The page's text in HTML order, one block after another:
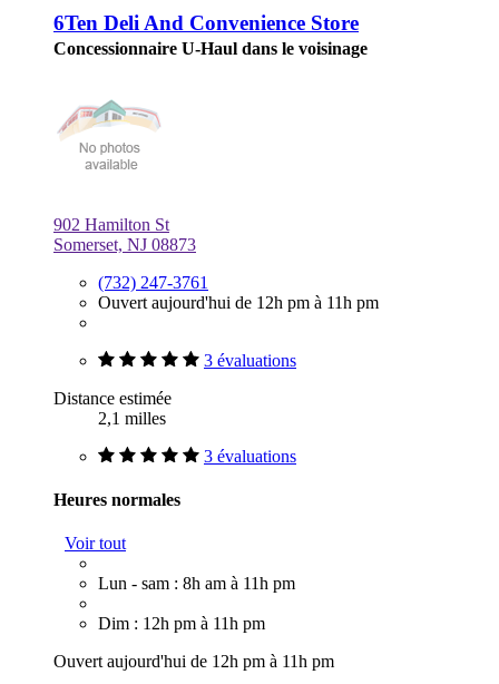
6Ten Deli And Convenience Store
Concessionnaire U-Haul dans le voisinage
902 Hamilton St
Somerset, NJ 08873
(732) 247-3761
Ouvert aujourd'hui de 12h pm à 11h pm
3 évaluations
Distance estimée
2,1 milles
3 évaluations
Heures normales
Voir tout
Lun - sam : 8h am à 11h pm
Dim : 12h pm à 11h pm
Ouvert aujourd'hui de 12h pm à 11h pm